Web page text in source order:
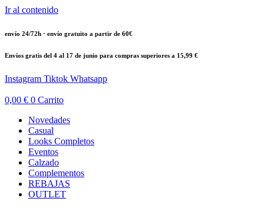
Ir al contenido
envío 24/72h · envío gratuito a partir de 60€
Envíos gratis del 4 al 17 de junio para compras superiores a 15,99 €
Instagram Tiktok Whatsapp
0,00 € 0 Carrito
Novedades
Casual
Looks Completos
Eventos
Calzado
Complementos
REBAJAS
OUTLET